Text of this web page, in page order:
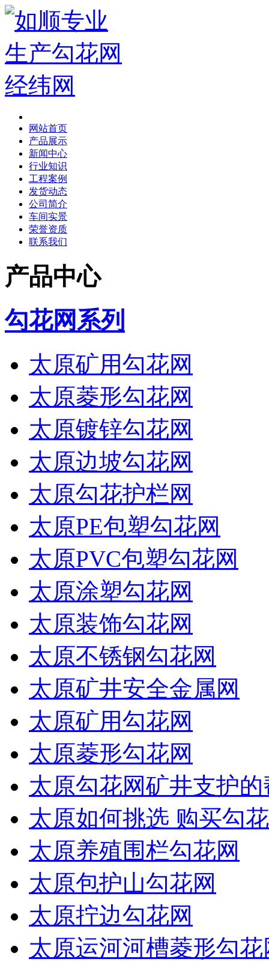
网站首页
产品展示
新闻中心
行业知识
工程案例
发货动态
公司简介
车间实景
荣誉资质
联系我们
产品中心
勾花网系列
太原矿用勾花网
太原菱形勾花网
太原镀锌勾花网
太原边坡勾花网
太原勾花护栏网
太原PE包塑勾花网
太原PVC包塑勾花网
太原涂塑勾花网
太原装饰勾花网
太原不锈钢勾花网
太原矿井安全金属网
太原矿用勾花网
太原菱形勾花网
太原勾花网矿井支护的
太原如何挑选 购买勾
太原养殖围栏勾花网
太原包护山勾花网
太原拧边勾花网
太原运河河槽菱形勾花